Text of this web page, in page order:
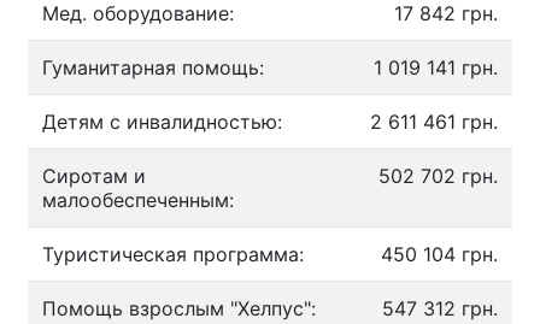
Мед. оборудование: 17 842 грн.
Гуманитарная помощь: 1 019 141 грн.
Детям с инвалидностью: 2 611 461 грн.
Сиротам и
малообеспеченным:
502 702 грн.
Туристическая программа: 450 104 грн.
Помощь взрослым "Хелпус": 547 312 грн.